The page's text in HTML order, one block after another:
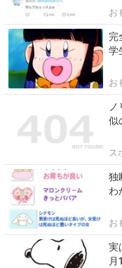
お
完
学
お
似
ス
独
わ
お
実
月